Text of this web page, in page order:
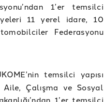
1’er temsilci
11 yerel idare, 10
Federasyonu
temsilci yapısı
Çalışma ve Sosyal
1’er temsilci